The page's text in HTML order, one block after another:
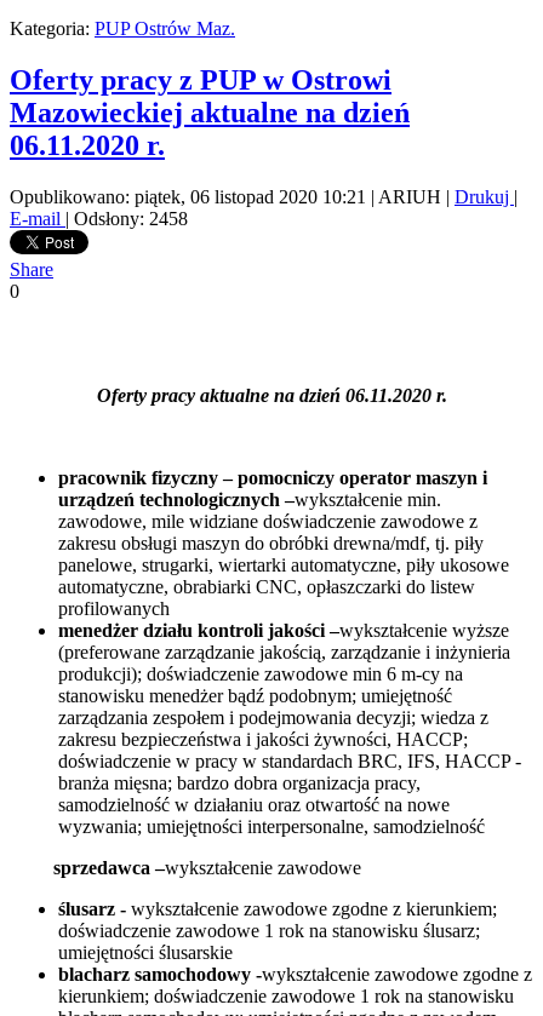
Kategoria: PUP Ostrów Maz.
Oferty pracy z PUP w Ostrowi
Mazowieckiej aktualne na dzień
06.11.2020 r.
Opublikowano: piątek, 06 listopad 2020 10:21 | ARIUH | Drukuj |
E-mail | Odsłony: 2458
Share
0
Oferty pracy aktualne na dzień 06.11.2020 r.
pracownik fizyczny – pomocniczy operator maszyn i
urządzeń technologicznych –wykształcenie min.
zawodowe, mile widziane doświadczenie zawodowe z
zakresu obsługi maszyn do obróbki drewna/mdf, tj. piły
panelowe, strugarki, wiertarki automatyczne, piły ukosowe
automatyczne, obrabiarki CNC, opłaszczarki do listew
profilowanych
menedżer działu kontroli jakości –wykształcenie wyższe
(preferowane zarządzanie jakością, zarządzanie i inżynieria
produkcji); doświadczenie zawodowe min 6 m-cy na
stanowisku menedżer bądź podobnym; umiejętność
zarządzania zespołem i podejmowania decyzji; wiedza z
zakresu bezpieczeństwa i jakości żywności, HACCP;
doświadczenie w pracy w standardach BRC, IFS, HACCP -
branża mięsna; bardzo dobra organizacja pracy,
samodzielność w działaniu oraz otwartość na nowe
wyzwania; umiejętności interpersonalne, samodzielność
sprzedawca –wykształcenie zawodowe
ślusarz - wykształcenie zawodowe zgodne z kierunkiem;
doświadczenie zawodowe 1 rok na stanowisku ślusarz;
umiejętności ślusarskie
blacharz samochodowy -wykształcenie zawodowe zgodne z
kierunkiem; doświadczenie zawodowe 1 rok na stanowisku